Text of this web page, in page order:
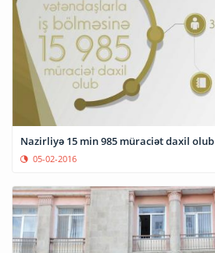
Nazirliyə 15 min 985 müraciət daxil olub
05-02-2016